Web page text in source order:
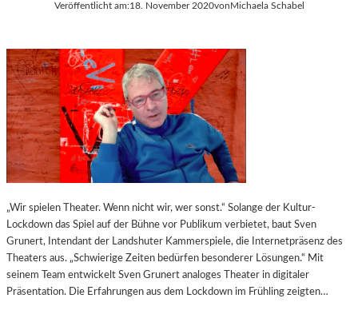
Veröffentlicht am:18. November 2020von Michaela Schabel
„Wir spielen Theater. Wenn nicht wir, wer sonst.“ Solange der Kultur-
Lockdown das Spiel auf der Bühne vor Publikum verbietet, baut Sven
Grunert, Intendant der Landshuter Kammerspiele, die Internetpräsenz des
Theaters aus. „Schwierige Zeiten bedürfen besonderer Lösungen.“ Mit
seinem Team entwickelt Sven Grunert analoges Theater in digitaler
Präsentation. Die Erfahrungen aus dem Lockdown im Frühling zeigten…